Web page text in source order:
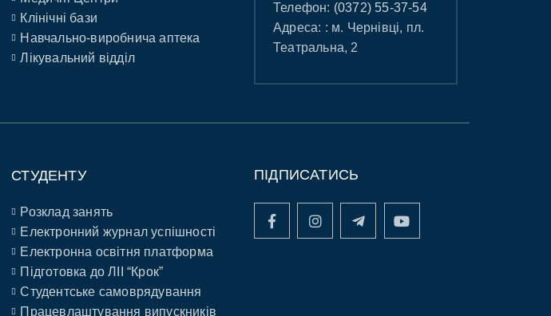
Клінічні бази
Навчально-виробнича аптека
Лікувальний відділ
Телефон: (0372) 55-37-54
Адреса: : м. Чернівці, пл.
Театральна, 2
СТУДЕНТУ
Розклад занять
Електронний журнал успішності
Електронна освітня платформа
Підготовка до ЛІІ “Крок”
Студентське самоврядування
Працевлаштування випускників
ПІДПИСАТИСЬ